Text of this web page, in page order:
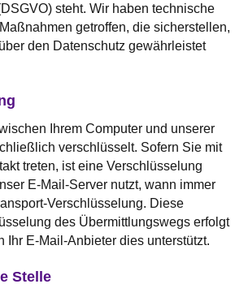
steht. Wir haben technische
getroffen, die sicherstellen,
den Datenschutz gewährleistet
Ihrem Computer und unserer
verschlüsselt. Sofern Sie mit
treten, ist eine Verschlüsselung
E-Mail-Server nutzt, wann immer
Verschlüsselung. Diese
des Übermittlungswegs erfolgt
Ihr E-Mail-Anbieter dies unterstützt.
Stelle